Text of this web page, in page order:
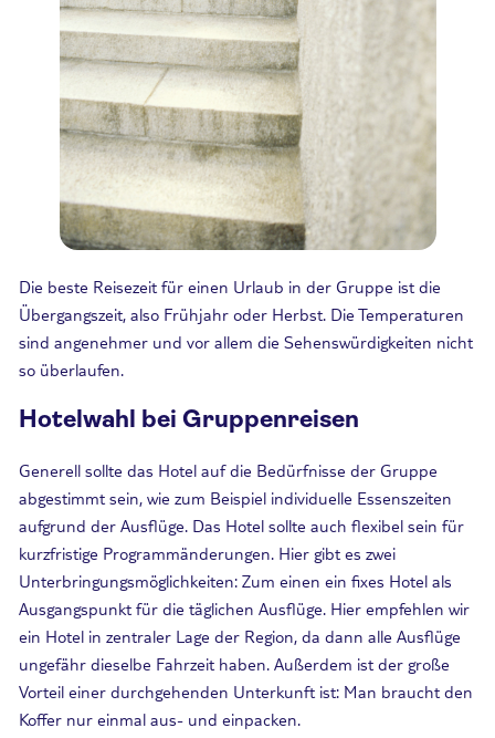
Die beste Reisezeit für einen Urlaub in der Gruppe ist die
Übergangszeit, also Frühjahr oder Herbst. Die Temperaturen
sind angenehmer und vor allem die Sehenswürdigkeiten nicht
so überlaufen.
Hotelwahl bei Gruppenreisen
Generell sollte das Hotel auf die Bedürfnisse der Gruppe
abgestimmt sein, wie zum Beispiel individuelle Essenszeiten
aufgrund der Ausflüge. Das Hotel sollte auch flexibel sein für
kurzfristige Programmänderungen. Hier gibt es zwei
Unterbringungsmöglichkeiten: Zum einen ein fixes Hotel als
Ausgangspunkt für die täglichen Ausflüge. Hier empfehlen wir
ein Hotel in zentraler Lage der Region, da dann alle Ausflüge
ungefähr dieselbe Fahrzeit haben. Außerdem ist der große
Vorteil einer durchgehenden Unterkunft ist: Man braucht den
Koffer nur einmal aus- und einpacken.